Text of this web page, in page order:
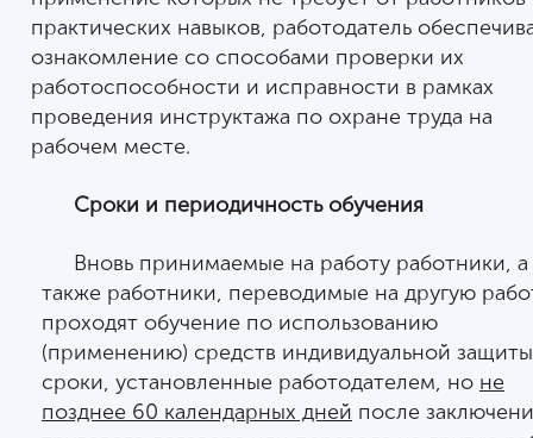
практических навыков, работодатель
ознакомление со способами проверки их
работоспособности и исправности в рамках
проведения инструктажа по охране труда на
рабочем месте.
Сроки и периодичность обучения
Вновь принимаемые на работу работники, а
также работники, переводимые на другую
проходят обучение по использованию
(применению) средств индивидуальной
сроки, установленные работодателем, но не
позднее 60 календарных дней после